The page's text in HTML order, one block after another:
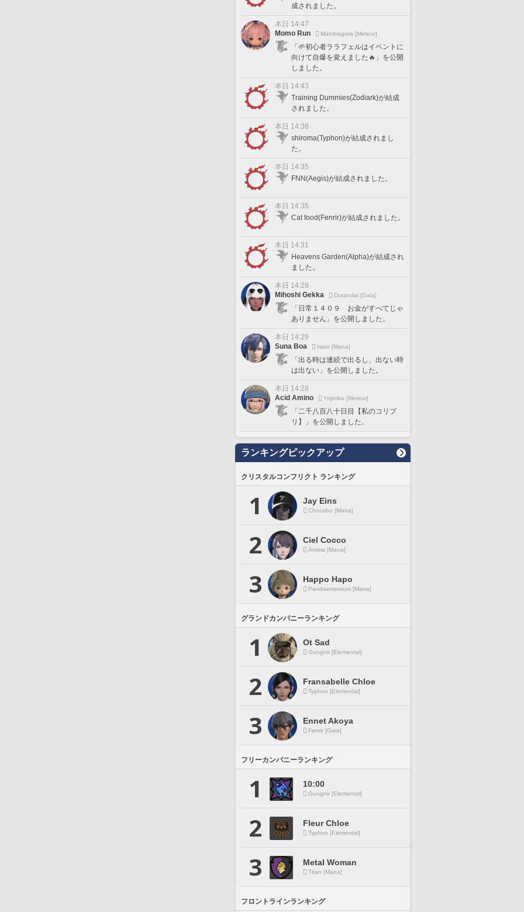
成されました。
本日 14:47
Momo Run
Mandragora [Meteor]
「🌱初心者ララフェルはイベントに
向けて自爆を覚えました🔥」を公開
しました。
本日 14:43
Training Dummies(Zodiark)が結成
されました。
本日 14:38
shiroma(Typhon)が結成されまし
た。
本日 14:35
FNN(Aegis)が結成されました。
本日 14:35
Cat food(Fenrir)が結成されました。
本日 14:31
Heavens Garden(Alpha)が結成され
ました。
本日 14:29
Mihoshi Gekka
Durandal [Gaia]
「日常１４０９ お金がすべてじゃ
ありません」を公開しました。
本日 14:29
Suna Boa
Ixion [Mana]
「出る時は連続で出るし、出ない時
は出ない」を公開しました。
本日 14:28
Acid Amino
Yojimbo [Meteor]
「二千八百八十日目【私のコリブ
リ】」を公開しました。
ランキングピックアップ
クリスタルコンフリクト ランキング
1 Jay Eins
Chocobo [Mana]
2 Ciel Cocco
Anima [Mana]
3 Happo Hapo
Pandaemonium [Mana]
グランドカンパニーランキング
1 Ot Sad
Gungnir [Elemental]
2 Fransabelle Chloe
Typhon [Elemental]
3 Ennet Akoya
Fenrir [Gaia]
フリーカンパニーランキング
1 10:00
Gungnir [Elemental]
2 Fleur Chloe
Typhon [Elemental]
3 Metal Woman
Titan [Mana]
フロントラインランキング